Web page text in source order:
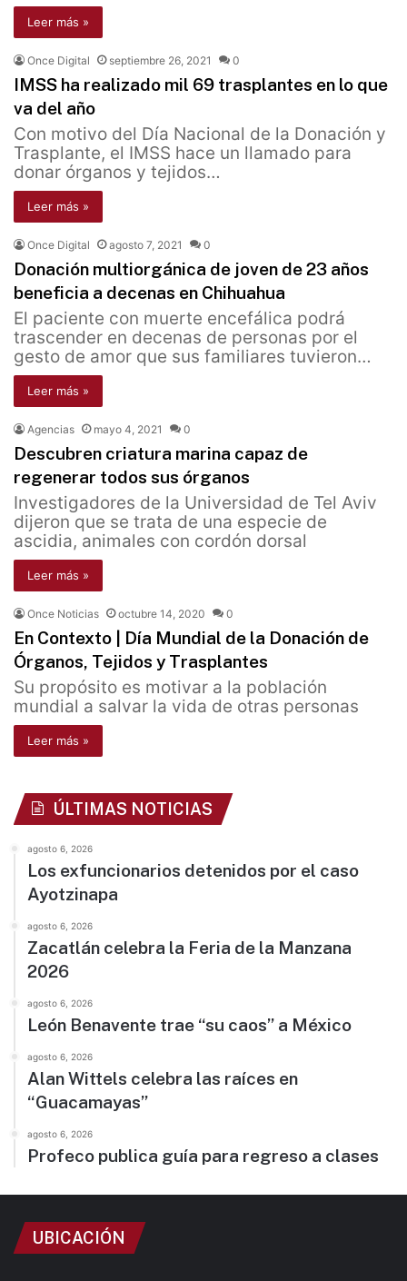
Leer más »
Once Digital septiembre 26, 2021 0
IMSS ha realizado mil 69 trasplantes en lo que
va del año
Con motivo del Día Nacional de la Donación y
Trasplante, el IMSS hace un llamado para
donar órganos y tejidos…
Leer más »
Once Digital agosto 7, 2021 0
Donación multiorgánica de joven de 23 años
beneficia a decenas en Chihuahua
El paciente con muerte encefálica podrá
trascender en decenas de personas por el
gesto de amor que sus familiares tuvieron…
Leer más »
Agencias mayo 4, 2021 0
Descubren criatura marina capaz de
regenerar todos sus órganos
Investigadores de la Universidad de Tel Aviv
dijeron que se trata de una especie de
ascidia, animales con cordón dorsal
Leer más »
Once Noticias octubre 14, 2020 0
En Contexto | Día Mundial de la Donación de
Órganos, Tejidos y Trasplantes
Su propósito es motivar a la población
mundial a salvar la vida de otras personas
Leer más »
ÚLTIMAS NOTICIAS
agosto 6, 2026
Los exfuncionarios detenidos por el caso
Ayotzinapa
agosto 6, 2026
Zacatlán celebra la Feria de la Manzana
2026
agosto 6, 2026
León Benavente trae “su caos” a México
agosto 6, 2026
Alan Wittels celebra las raíces en
“Guacamayas”
agosto 6, 2026
Profeco publica guía para regreso a clases
UBICACIÓN